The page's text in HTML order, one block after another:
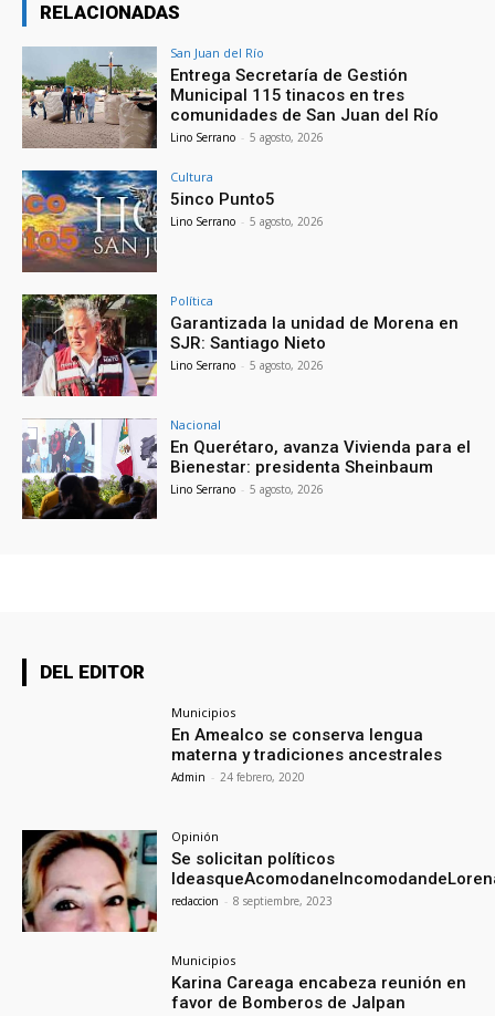
RELACIONADAS
San Juan del Río
Entrega Secretaría de Gestión
Municipal 115 tinacos en tres
comunidades de San Juan del Río
Lino Serrano - 5 agosto, 2026
Cultura
5inco Punto5
Lino Serrano - 5 agosto, 2026
Política
Garantizada la unidad de Morena en
SJR: Santiago Nieto
Lino Serrano - 5 agosto, 2026
Nacional
En Querétaro, avanza Vivienda para el
Bienestar: presidenta Sheinbaum
Lino Serrano - 5 agosto, 2026
DEL EDITOR
Municipios
En Amealco se conserva lengua
materna y tradiciones ancestrales
Admin - 24 febrero, 2020
Opinión
Se solicitan políticos
redaccion - 8 septiembre, 2023
Municipios
Karina Careaga encabeza reunión en
favor de Bomberos de Jalpan